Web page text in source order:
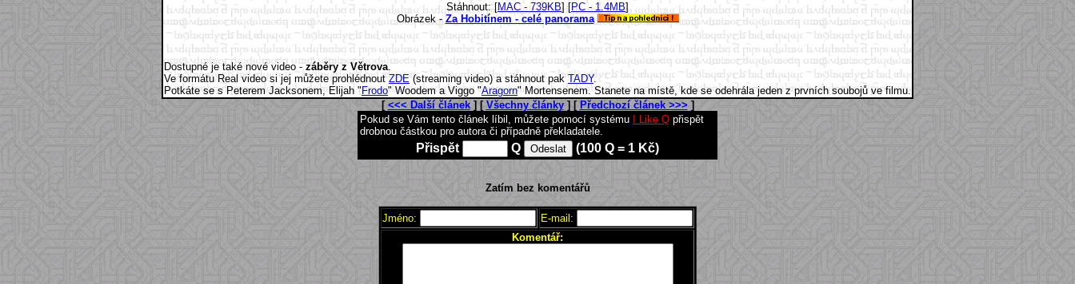
Stáhnout: [MAC - 739KB] [PC - 1.4MB]
Obrázek - Za Hobitínem - celé panorama
Dostupné je také nové video -záběry z Větrova.
Ve formátu Real video si jej můžete prohlédnoutZDE(streaming video) a stáhnout pakTADY.
Potkáte se s Peterem Jacksonem, Elijah "Frodo" Woodem a Viggo "Aragorn" Mortensenem. Stanete na místě, kde se odehrála jeden z prvních soubojů ve filmu.
[ <<< Další článek] [ Všechny články] [ Předchozí článek >>> ]
Pokud se Vám tento článek líbil, můžete pomocí systému I Like Q přispět
drobnou částkou pro autora či případně překladatele.
Přispět Q (100 Q = 1 Kč)
Zatím bez komentářů
Jméno:
E-mail:
Komentář: